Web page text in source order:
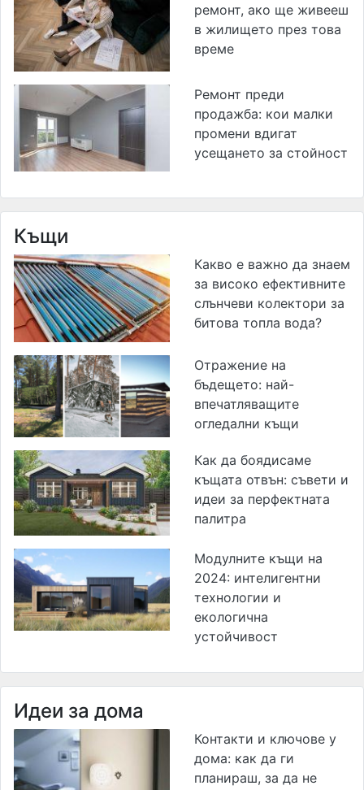
ремонт, ако ще живееш
в жилището през това
време
Ремонт преди
продажба: кои малки
промени вдигат
усещането за стойност
Къщи
Какво е важно да знаем
за високо ефективните
слънчеви колектори за
битова топла вода?
Отражение на
бъдещето: най-
впечатляващите
огледални къщи
Как да боядисаме
къщата отвън: съвети и
идеи за перфектната
палитра
Модулните къщи на
2024: интелигентни
технологии и
екологична
устойчивост
Идеи за дома
Контакти и ключове у
дома: как да ги
планираш, за да не